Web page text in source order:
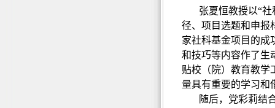
张夏恒教授以“
径、项目选题和申报
家社科基金项目的成
和技巧等内容作了生
贴校（院）教育教学
量具有重要的学习和
随后，党彩莉结